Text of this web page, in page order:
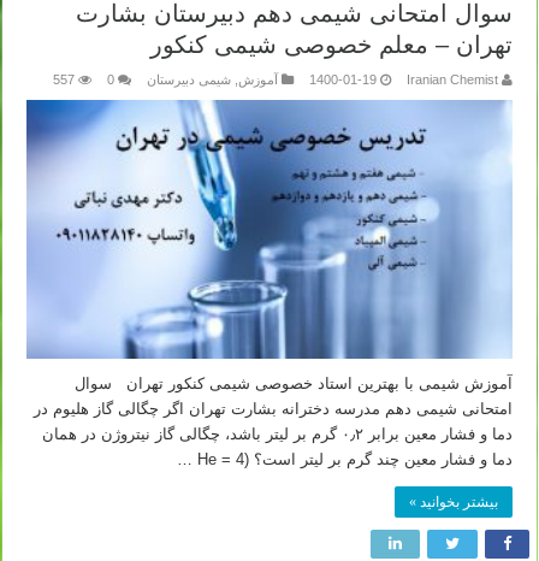
سوال امتحانی شیمی دهم دبیرستان بشارت
تهران – معلم خصوصی شیمی کنکور
Iranian Chemist
1400-01-19 آموزش شیمی دبیرستان 0
557
آموزش شیمی با بهترین استاد خصوصی شیمی کنکور تهران سوال
امتحانی شیمی دهم مدرسه دخترانه بشارت تهران اگر چگالی گاز هلیوم در
دما و فشار معین برابر ۰٫۲ گرم بر لیتر باشد، چگالی گاز نیتروژن در همان
دما و فشار معین چند گرم بر لیتر است؟ (He = 4 …
بیشتر بخوانید »